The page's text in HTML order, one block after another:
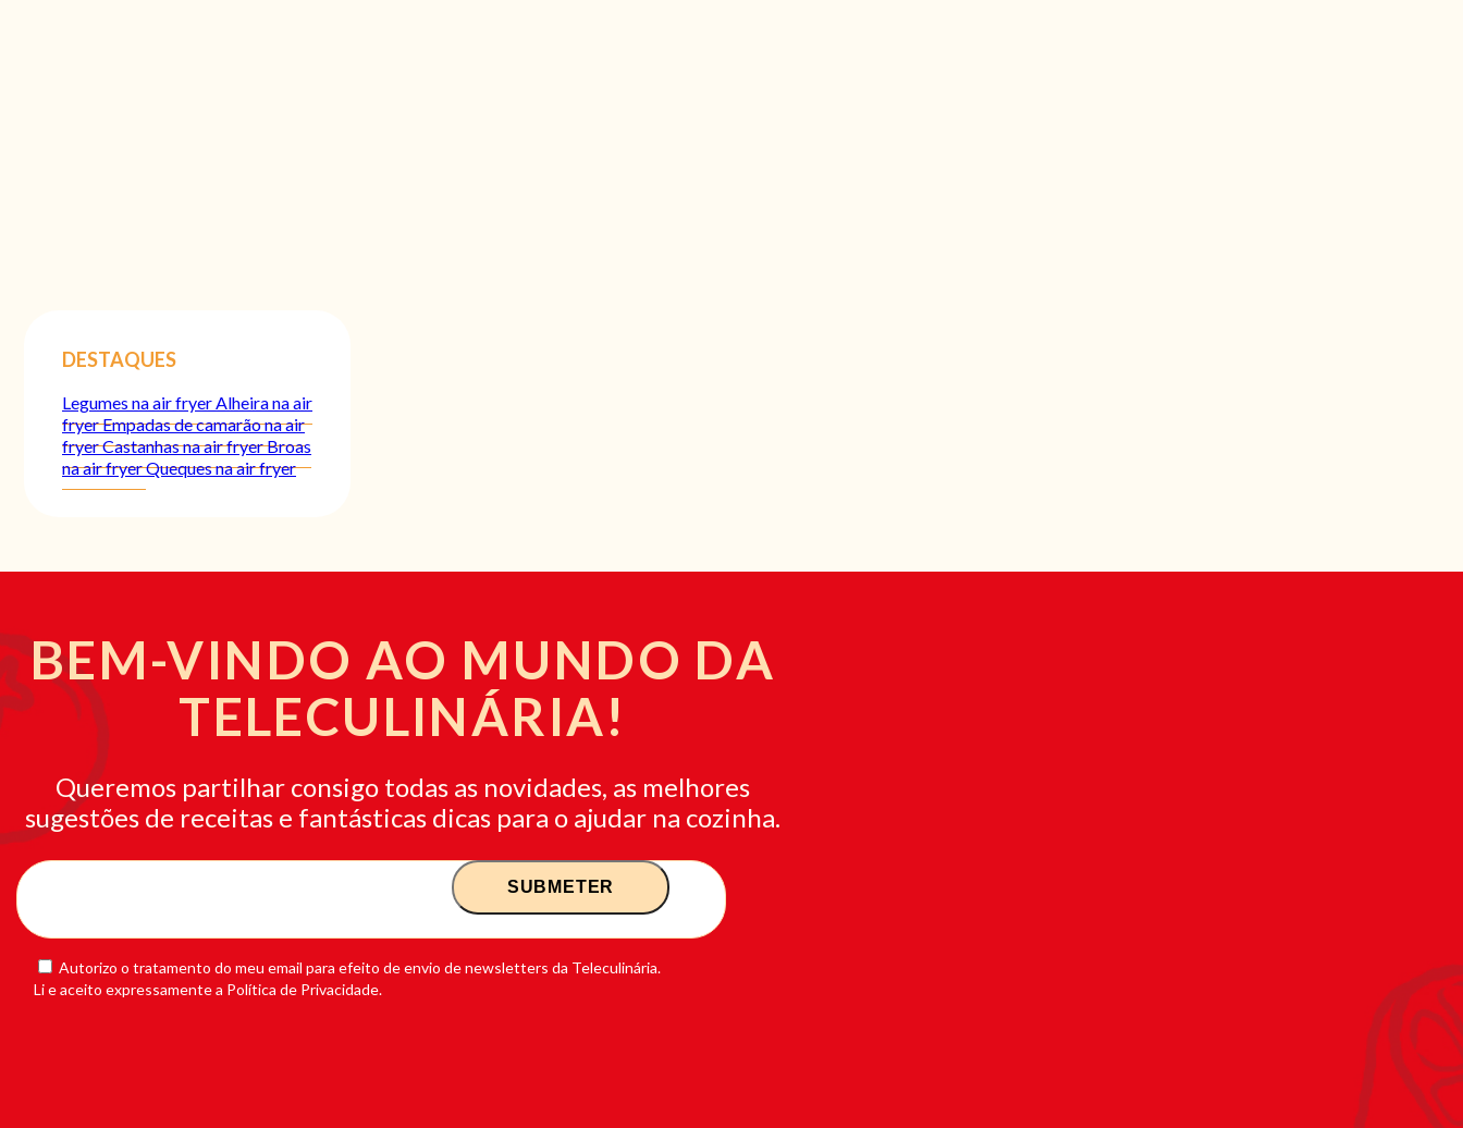
DESTAQUES
Legumes na air fryerAlheira na air
fryerEmpadas de camarão na air
fryerCastanhas na air fryerBroas
na air fryerQueques na air fryer
BEM-VINDO AO MUNDO DA
TELECULINÁRIA!
Queremos partilhar consigo todas as novidades, as melhores
sugestões de receitas e fantásticas dicas para o ajudar na cozinha.
Autorizo o tratamento do meu email para efeito de envio de newsletters da Teleculinária.
Li e aceito expressamente a Política de Privacidade.